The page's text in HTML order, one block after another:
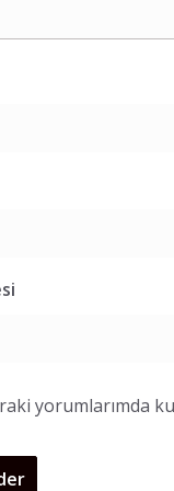
yorumlarımda